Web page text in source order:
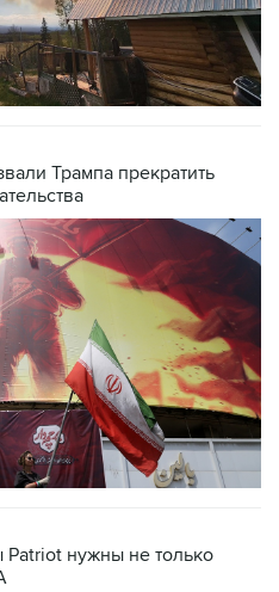
Трампа прекратить
Patriot нужны не только